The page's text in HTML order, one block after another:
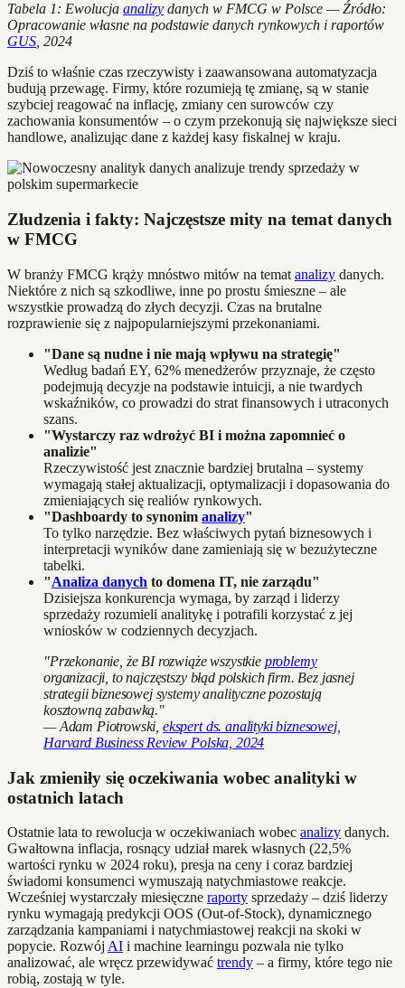
Tabela 1: Ewolucja analizy danych w FMCG w Polsce — Źródło:
Opracowanie własne na podstawie danych rynkowych i raportów
GUS , 2024
Dziś to właśnie czas rzeczywisty i zaawansowana automatyzacja
budują przewagę. Firmy, które rozumieją tę zmianę, są w stanie
szybciej reagować na inflację, zmiany cen surowców czy
zachowania konsumentów – o czym przekonują się największe sieci
handlowe, analizując dane z każdej kasy fiskalnej w kraju.
Złudzenia i fakty: Najczęstsze mity na temat danych
w FMCG
W branży FMCG krąży mnóstwo mitów na temat analizy danych.
Niektóre z nich są szkodliwe, inne po prostu śmieszne – ale
wszystkie prowadzą do złych decyzji. Czas na brutalne
rozprawienie się z najpopularniejszymi przekonaniami.
"Dane są nudne i nie mają wpływu na strategię"
Według badań EY, 62% menedżerów przyznaje, że często
podejmują decyzje na podstawie intuicji, a nie twardych
wskaźników, co prowadzi do strat finansowych i utraconych
szans.
"Wystarczy raz wdrożyć BI i można zapomnieć o
analizie"
Rzeczywistość jest znacznie bardziej brutalna – systemy
wymagają stałej aktualizacji, optymalizacji i dopasowania do
zmieniających się realiów rynkowych.
"Dashboardy to synonim analizy"
To tylko narzędzie. Bez właściwych pytań biznesowych i
interpretacji wyników dane zamieniają się w bezużyteczne
tabelki.
"Analiza danych to domena IT, nie zarządu"
Dzisiejsza konkurencja wymaga, by zarząd i liderzy
sprzedaży rozumieli analitykę i potrafili korzystać z jej
wniosków w codziennych decyzjach.
"Przekonanie, że BI rozwiąże wszystkie problemy
organizacji, to najczęstszy błąd polskich firm. Bez jasnej
strategii biznesowej systemy analityczne pozostają
kosztowną zabawką."
— Adam Piotrowski, ekspert ds. analityki biznesowej,
Harvard Business Review Polska, 2024
Jak zmieniły się oczekiwania wobec analityki w
ostatnich latach
Ostatnie lata to rewolucja w oczekiwaniach wobec analizy danych.
Gwałtowna inflacja, rosnący udział marek własnych (22,5%
wartości rynku w 2024 roku), presja na ceny i coraz bardziej
świadomi konsumenci wymuszają natychmiastowe reakcje.
Wcześniej wystarczały miesięczne raporty sprzedaży – dziś liderzy
rynku wymagają predykcji OOS (Out-of-Stock), dynamicznego
zarządzania kampaniami i natychmiastowej reakcji na skoki w
popycie. Rozwój AI i machine learningu pozwala nie tylko
analizować, ale wręcz przewidywać trendy – a firmy, które tego nie
robią, zostają w tyle.